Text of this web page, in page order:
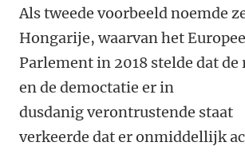
Als tweede voorbeeld noemde
Hongarije, waarvan het
Parlement in 2018 stelde dat de
en de democtatie er in
dusdanig verontrustende staat
verkeerde dat er onmiddellijk